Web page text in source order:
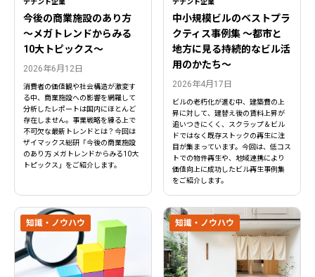
テナント企業
今後の商業施設のあり方
〜メガトレンドからみる
10大トピックス〜
2026年6月12日
消費者の価値観や社会構造が激変す
る中、商業施設への影響を網羅して
分析したレポートは国内にほとんど
存在しません。事業戦略を練る上で
不可欠な最新トレンドとは？今回は
ザイマックス総研「今後の商業施設
のあり方 メガトレンドからみる10大
トピックス」をご紹介します。
テナント企業
中小規模ビルのベストプラ
クティス事例集 ～都市と
地方に見る持続的なビル活
用のかたち～
2026年4月17日
ビルの老朽化が進む中、建築費の上
昇に対して、建替え後の賃料上昇が
追いつきにくく、スクラップ＆ビル
ドではなく既存ストックの再生に注
目が集まっています。今回は、低コス
トでの物件再生や、地域連携により
価値向上に成功したビル再生事例集
をご紹介します。
知識・ノウハウ 知識・ノウハウ